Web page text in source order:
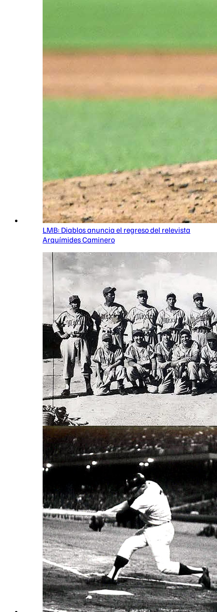
LMB: Diablos anuncia el regreso del relevista
Arquímides Caminero